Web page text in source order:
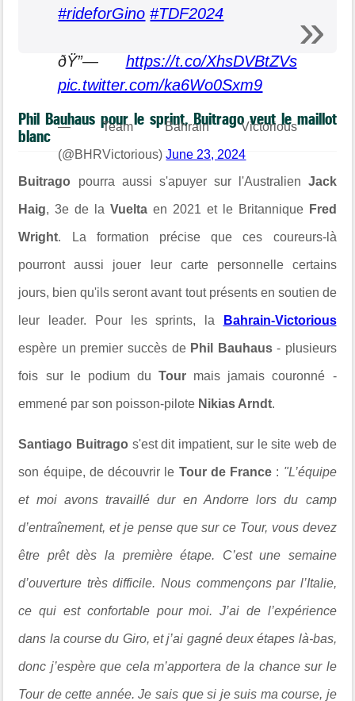
#rideforGino #TDF2024
ðŸ”— https://t.co/XhsDVBtZVs
pic.twitter.com/ka6Wo0Sxm9
— Team Bahrain Victorious
(@BHRVictorious)June 23, 2024
Phil Bauhaus pour le sprint, Buitrago veut le maillot
blanc
Buitrago pourra aussi s'apuyer sur l'Australien Jack
Haig, 3e de laVueltaen 2021 et le Britannique Fred
Wright. La formation précise que ces coureurs-là
pourront aussi jouer leur carte personnelle certains
jours, bien qu'ils seront avant tout présents en soutien de
leur leader. Pour les sprints, la Bahrain-Victorious
espère un premier succès de Phil Bauhaus- plusieurs
fois sur le podium duTour mais jamais couronné -
emmené par son poisson-pilote Nikias Arndt.
Santiago Buitrago s'est dit impatient, sur le site web de
son équipe, de découvrir le Tour de France : "L’équipe
et moi avons travaillé dur en Andorre lors du camp
d’entraînement, et je pense que sur ce Tour, vous devez
être prêt dès la première étape. C’est une semaine
d’ouverture très difficile. Nous commençons par l’Italie,
ce qui est confortable pour moi. J’ai de l’expérience
dans la course du Giro, et j’ai gagné deux étapes là-bas,
donc j’espère que cela m’apportera de la chance sur le
Tour de cette année. Je sais que si je suis ma course, je